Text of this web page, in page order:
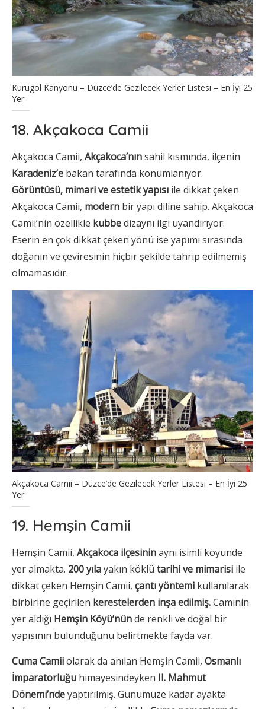
Kurugöl Kanyonu – Düzce’de Gezilecek Yerler Listesi – En İyi 25
Yer
18. Akçakoca Camii
Akçakoca Camii, Akçakoca’nınsahil kısmında, ilçenin
Karadeniz’e bakan tarafında konumlanıyor.
Görüntüsü, mimari ve estetik yapısı ile dikkat çeken
Akçakoca Camii, modern bir yapı diline sahip. Akçakoca
Camii’nin özellikle kubbedizaynı ilgi uyandırıyor.
Eserin en çok dikkat çeken yönü ise yapımı sırasında
doğanın ve çeviresinin hiçbir şekilde tahrip edilmemiş
olmamasıdır.
Akçakoca Camii – Düzce’de Gezilecek Yerler Listesi – En İyi 25
Yer
19. Hemşin Camii
Hemşin Camii, Akçakoca ilçesininaynı isimli köyünde
yer almakta. 200 yılayakın köklü tarihi ve mimarisi ile
dikkat çeken Hemşin Camii, çantı yöntemi kullanılarak
birbirine geçirilen kerestelerden inşa edilmiş.Caminin
yer aldığı Hemşin Köyü’nünde renkli ve doğal bir
yapısının bulunduğunu belirtmekte fayda var.
Cuma Camiiolarak da anılan Hemşin Camii, Osmanlı
İmparatorluğu himayesindeyken II. Mahmut
Dönemi’ndeyaptırılmış. Günümüze kadar ayakta